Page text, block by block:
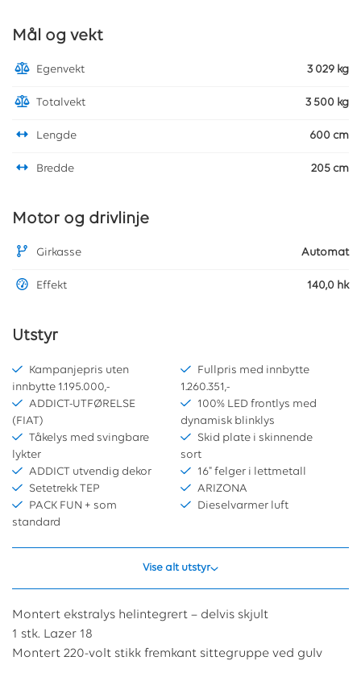
Mål og vekt
Egenvekt 3 029 kg
Totalvekt 3 500 kg
Lengde 600 cm
Bredde 205 cm
Motor og drivlinje
Girkasse Automat
Effekt 140,0 hk
Utstyr
Kampanjepris uten
innbytte 1.195.000,-
Fullpris med innbytte
1.260.351,-
ADDICT-UTFØRELSE
(FIAT)
100% LED frontlys med
dynamisk blinklys
Tåkelys med svingbare
lykter
Skid plate i skinnende
sort
ADDICT utvendig dekor
16" felger i lettmetall
Setetrekk TEP
ARIZONA
PACK FUN + som
standard
Dieselvarmer luft
Vise alt utstyr
Montert ekstralys helintegrert – delvis skjult
1 stk. Lazer 18
Montert 220-volt stikk fremkant sittegruppe ved gulv